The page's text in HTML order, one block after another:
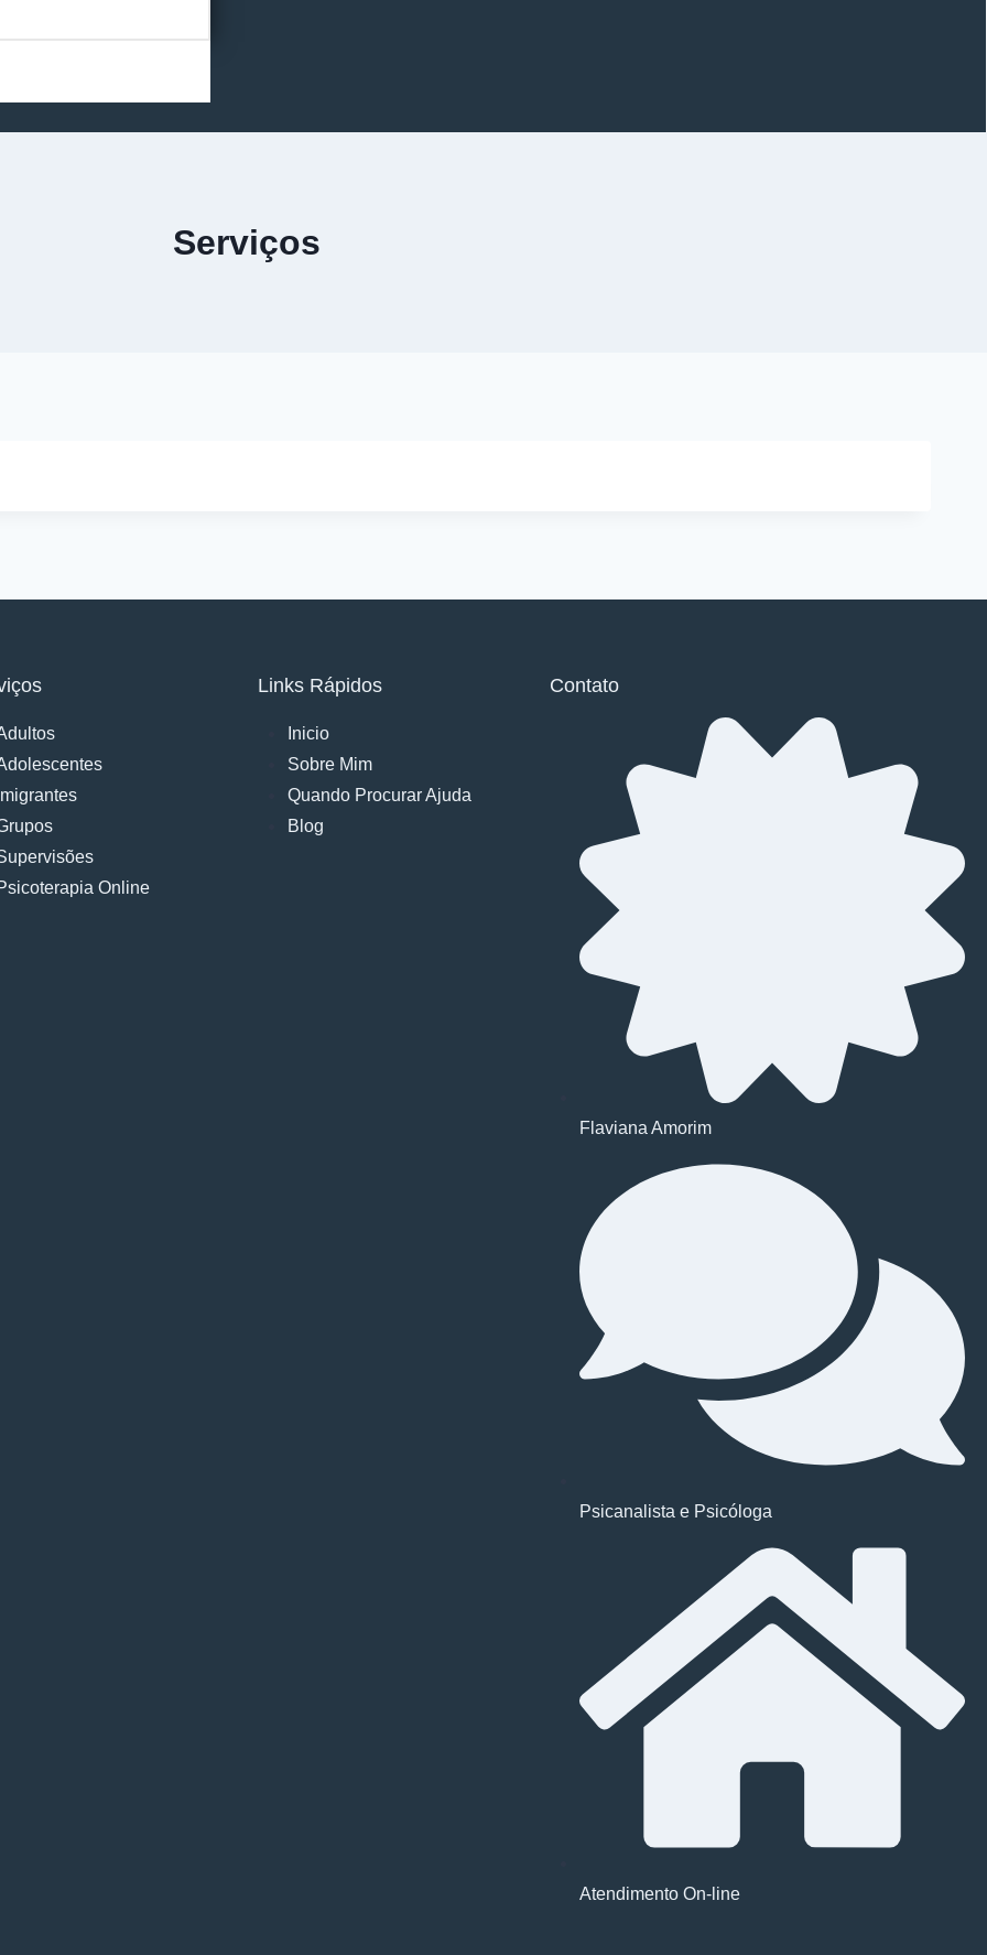
Serviços
Online
Links Rápidos
Inicio
Sobre Mim
Quando Procurar Ajuda
Blog
Contato
Flaviana Amorim
Psicanalista e Psicóloga
Atendimento On-line